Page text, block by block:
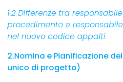
1.2 Differenze tra
procedimento e
nel nuovo codice appalti
2.Nomina e Pianificazione
unico di progetto)